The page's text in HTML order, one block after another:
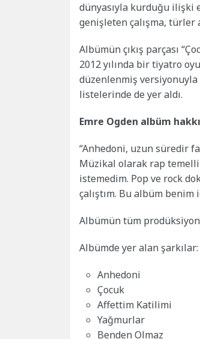
dünyasıyla kurduğu ilişki
genişleten çalışma, türler
Albümün çıkış parçası
2012 yılında bir tiyatro
düzenlenmiş versiyonuyla
listelerinde de yer aldı.
Emre Ogden albüm
“Anhedoni, uzun süredir
Müzikal olarak rap
istemedim. Pop ve rock
çalıştım. Bu albüm benim
Albümün tüm prodüksiyon
Albümde yer alan şarkılar:
Anhedoni
Çocuk
Affettim Katilimi
Yağmurlar
Benden Olmaz